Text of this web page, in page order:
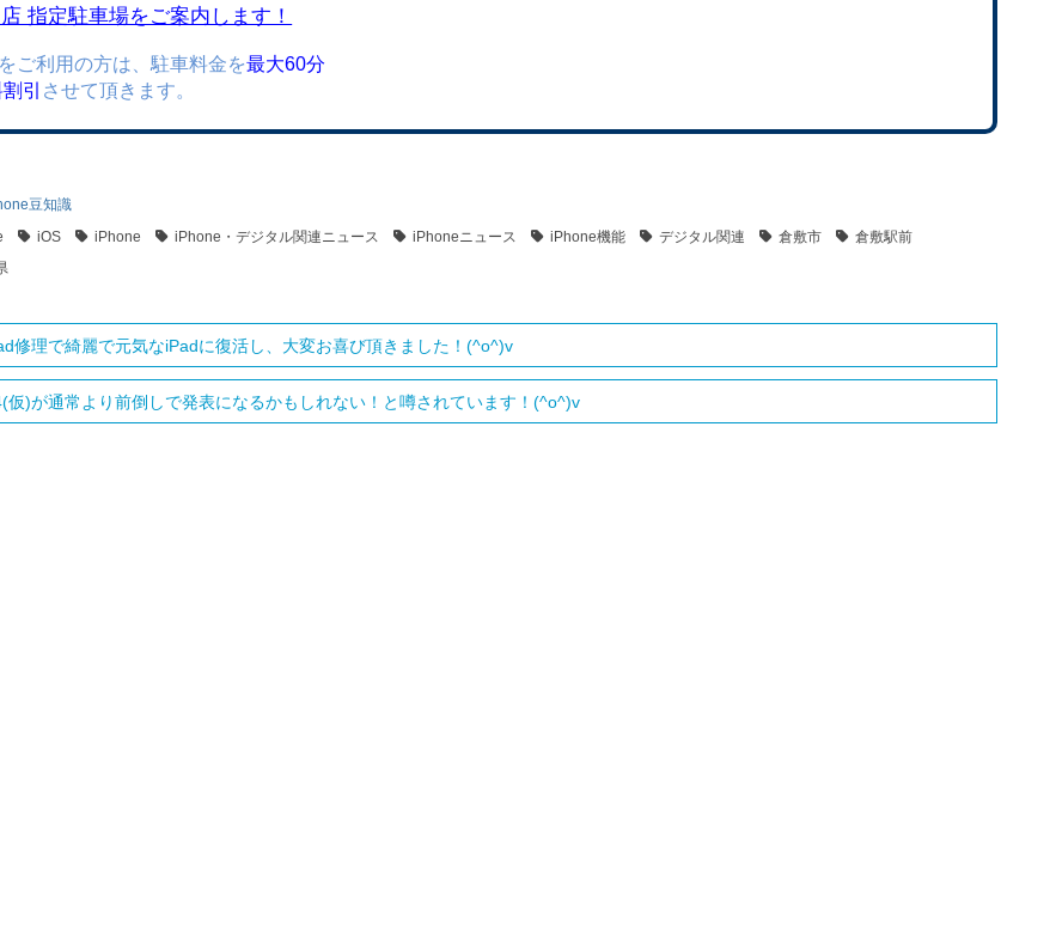
指定駐車場をご案内します！
ご利用の方は、駐車料金を最大60分
引 させて頂きます。
豆知識
iOS iPhone iPhone・デジタル関連ニュース iPhoneニュース iPhone機能 デジタル関連 倉敷市
倉敷駅前
修理で綺麗で元気なiPadに復活し、大変お喜び頂きました！(^o^)v
仮)が通常より前倒しで発表になるかもしれない！と噂されています！(^o^)v